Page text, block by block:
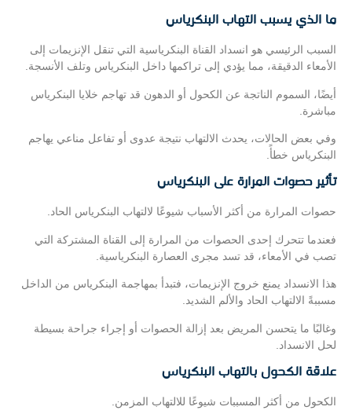
ما الذي يسبب التهاب البنكرياس
السبب الرئيسي هو انسداد القناة البنكرياسية التي تنقل الإنزيمات إلى
الأمعاء الدقيقة، مما يؤدي إلى تراكمها داخل البنكرياس وتلف الأنسجة.
أيضًا، السموم الناتجة عن الكحول أو الدهون قد تهاجم خلايا البنكرياس
مباشرة.
وفي بعض الحالات، يحدث الالتهاب نتيجة عدوى أو تفاعل مناعي يهاجم
البنكرياس خطأً.
تأثير حصوات المرارة على البنكرياس
حصوات المرارة من أكثر الأسباب شيوعًا لالتهاب البنكرياس الحاد.
فعندما تتحرك إحدى الحصوات من المرارة إلى القناة المشتركة التي
تصب في الأمعاء، قد تسد مجرى العصارة البنكرياسية.
هذا الانسداد يمنع خروج الإنزيمات، فتبدأ بمهاجمة البنكرياس من الداخل
مسببةً الالتهاب الحاد والألم الشديد.
وغالبًا ما يتحسن المريض بعد إزالة الحصوات أو إجراء جراحة بسيطة
لحل الانسداد.
علاقة الكحول بالتهاب البنكرياس
الكحول من أكثر المسببات شيوعًا للالتهاب المزمن.